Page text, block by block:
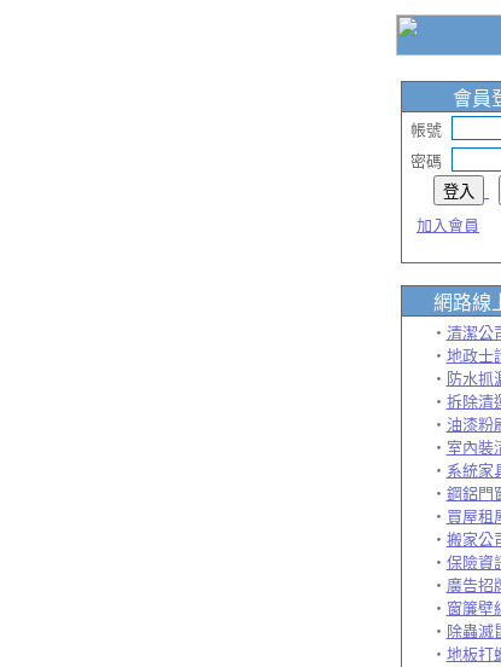
會員
帳號
密碼
加入會員
網路線
‧ 清潔公
‧ 地政士
‧ 防水抓
‧ 拆除清
‧ 油漆粉
‧ 室內裝
‧ 系統家
‧ 鋼鋁門
‧ 買屋租
‧ 搬家公
‧ 保險資
‧ 廣告招
‧ 窗簾壁
‧ 除蟲滅
‧ 地板打